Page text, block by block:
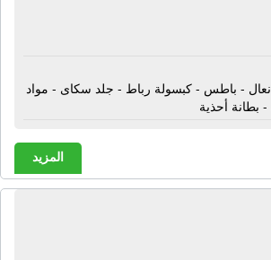
نعال - باطس - كبسولة رباط - جلد سكاى - مواد
بطانة أحذية
المزيد